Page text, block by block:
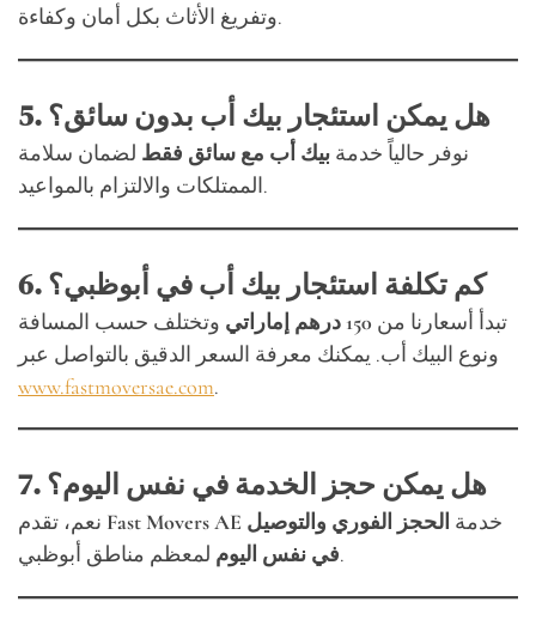
وتفريغ الأثاث بكل أمان وكفاءة.
5. هل يمكن استئجار بيك أب بدون سائق؟
نوفر حالياً خدمة بيك أب مع سائق فقط لضمان سلامة
الممتلكات والالتزام بالمواعيد.
6. كم تكلفة استئجار بيك أب في أبوظبي؟
تبدأ أسعارنا من 150 درهم إماراتي
وتختلف حسب المسافة
ونوع البيك أب. يمكنك معرفة السعر الدقيق بالتواصل عبر
www.fastmoversae.com.
7. هل يمكن حجز الخدمة في نفس اليوم؟
Fast Movers AE خدمة الحجز الفوري والتوصيل
في نفس اليوملمعظم مناطق أبوظبي.